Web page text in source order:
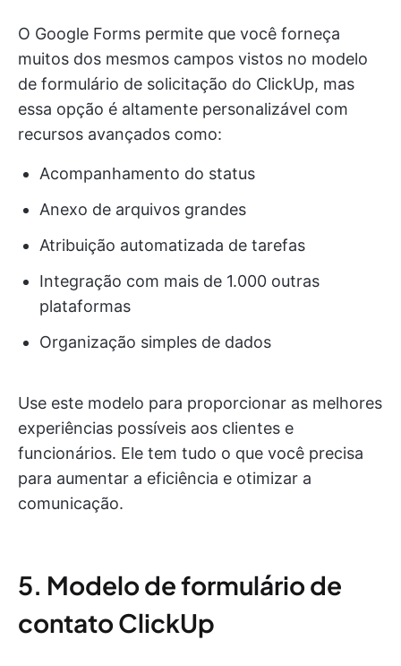
O Google Forms permite que você forneça
muitos dos mesmos campos vistos no modelo
de formulário de solicitação do ClickUp, mas
essa opção é altamente personalizável com
recursos avançados como:
Acompanhamento do status
Anexo de arquivos grandes
Atribuição automatizada de tarefas
Integração com mais de 1.000 outras
plataformas
Organização simples de dados
Use este modelo para proporcionar as melhores
experiências possíveis aos clientes e
funcionários. Ele tem tudo o que você precisa
para aumentar a eficiência e otimizar a
comunicação.
5. Modelo de formulário de
contato ClickUp